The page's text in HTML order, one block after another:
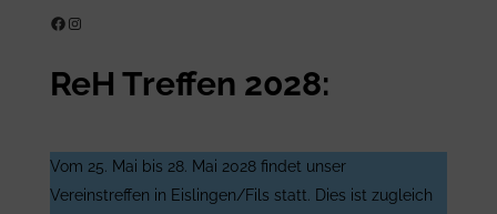
ReH e.V. auf Facebook
ReH e.V. auf Instagram
ReH Treffen 2028:
Vom 25. Mai bis 28. Mai 2028 findet unser
Vereinstreffen in Eislingen/Fils statt. Dies ist zugleich